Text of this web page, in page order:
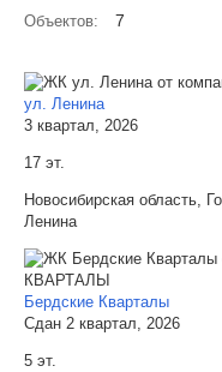
Объектов: 7
ул. Ленина
3 квартал, 2026
17 эт.
Новосибирская область,
Ленина
Бердские Кварталы
Сдан 2 квартал, 2026
5 эт.